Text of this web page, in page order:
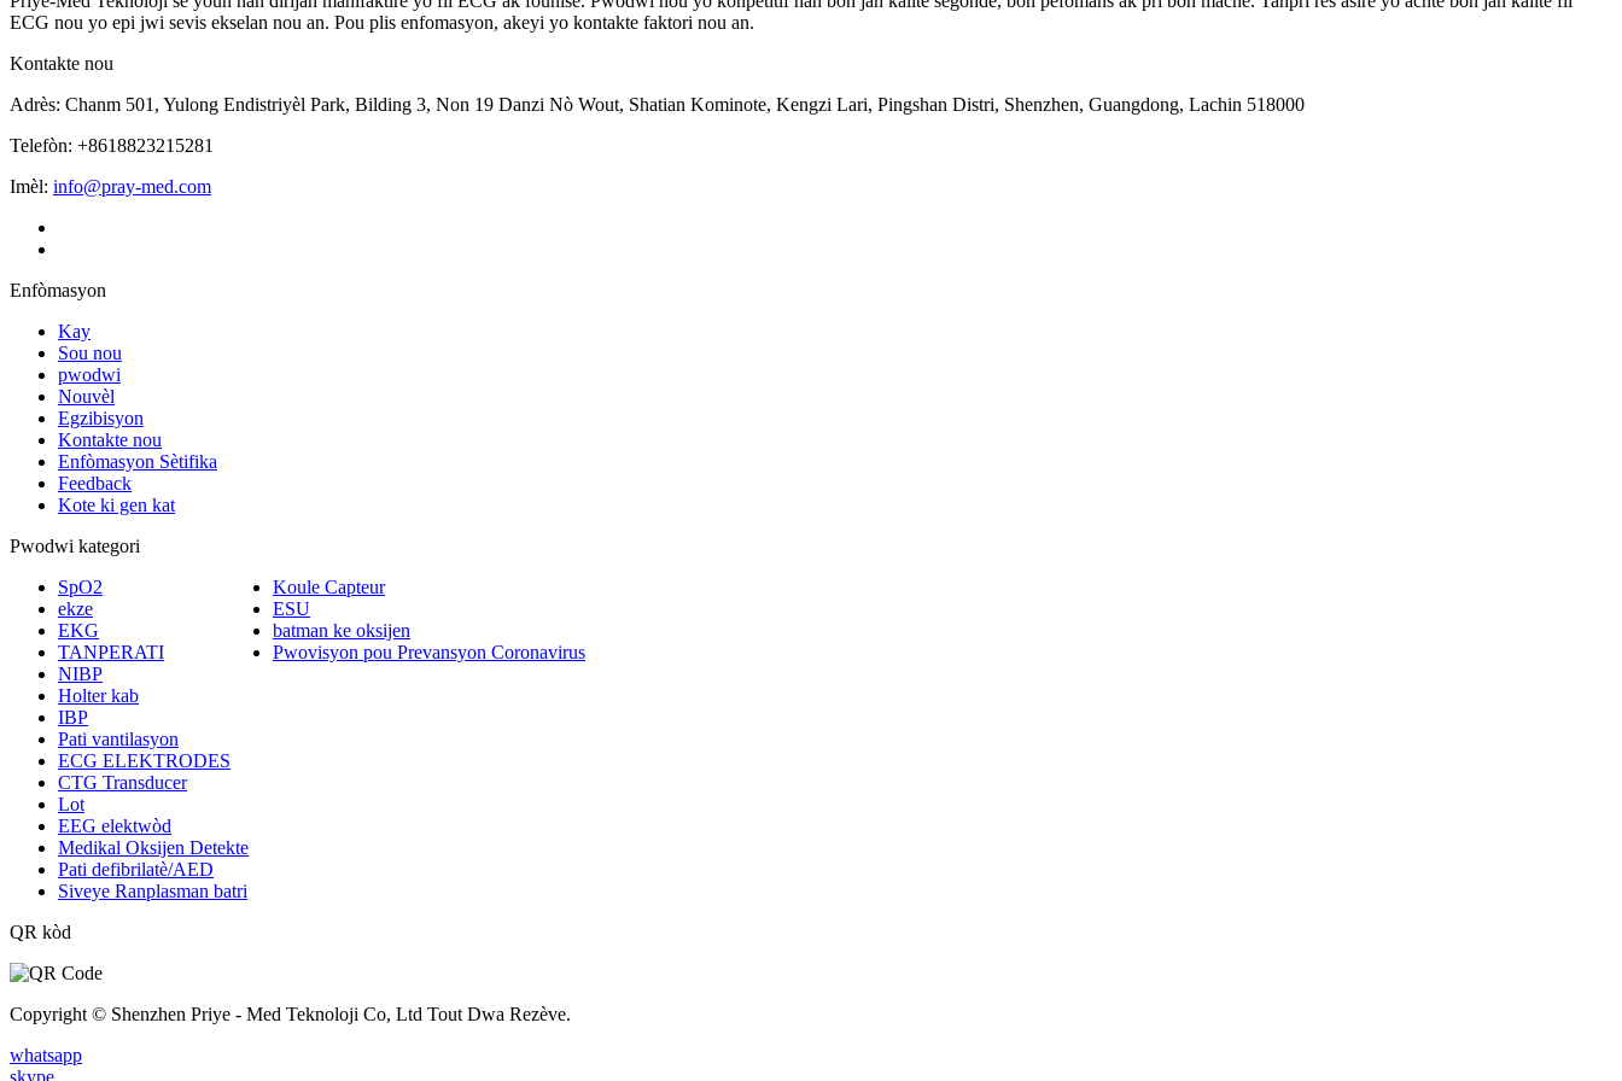
ECG nou yo epi jwi sevis ekselan nou an. Pou plis enfomasyon, akeyi yo kontakte faktori nou an.
Kontakte nou
Adrès: Chanm 501, Yulong Endistriyèl Park, Bilding 3, Non 19 Danzi Nò Wout, Shatian Kominote, Kengzi Lari, Pingshan Distri, Shenzhen, Guangdong, Lachin 518000
Telefòn: +8618823215281
Imèl: info@pray-med.com
Enfòmasyon
Kay
Sou nou
pwodwi
Nouvèl
Egzibisyon
Kontakte nou
Enfòmasyon Sètifika
Feedback
Kote ki gen kat
Pwodwi kategori
SpO2
ekze
EKG
TANPERATI
NIBP
Holter kab
IBP
Pati vantilasyon
ECG ELEKTRODES
CTG Transducer
Lot
EEG elektwòd
Medikal Oksijen Detekte
Pati defibrilatè/AED
Siveye Ranplasman batri
Koule Capteur
ESU
batman ke oksijen
Pwovisyon pou Prevansyon Coronavirus
QR kòd
Copyright © Shenzhen Priye - Med Teknoloji Co, Ltd Tout Dwa Rezève.
whatsapp
skype